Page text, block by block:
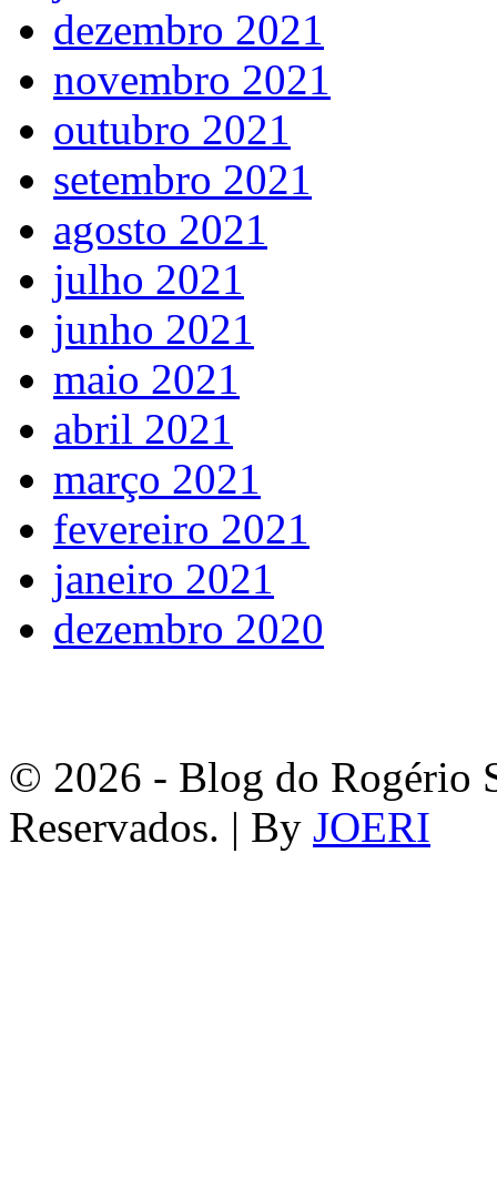
dezembro 2021
novembro 2021
outubro 2021
setembro 2021
agosto 2021
julho 2021
junho 2021
maio 2021
abril 2021
março 2021
fevereiro 2021
janeiro 2021
dezembro 2020
© 2026 - Blog do Rogério
Reservados. | By JOERI